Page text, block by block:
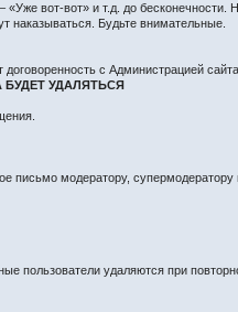
вот-вот» и т.д. до
наказываться. Будьте внимательные.
с Администрацией
БУДЕТ УДАЛЯТЬСЯ
письмо модератору,
пользователи удаляются при